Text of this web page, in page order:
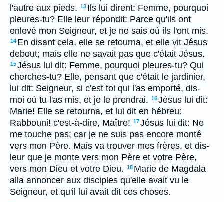
l'autre aux pieds. 13 Ils lui dirent: Femme, pourquoi
pleures-tu? Elle leur répondit: Parce qu'ils ont
enlevé mon Seigneur, et je ne sais où ils l'ont mis.
14 En disant cela, elle se retourna, et elle vit Jésus
debout; mais elle ne savait pas que c'était Jésus.
15Jésus lui dit: Femme, pourquoi pleures-tu? Qui
cherches-tu? Elle, pensant que c'était le jardinier,
lui dit: Seigneur, si c'est toi qui l'as emporté, dis-
moi où tu l'as mis, et je le prendrai. 16Jésus lui dit:
Marie! Elle se retourna, et lui dit en hébreu:
Rabbouni! c'est-à-dire, Maître! 17Jésus lui dit: Ne
me touche pas; car je ne suis pas encore monté
vers mon Père. Mais va trouver mes frères, et dis-
leur que je monte vers mon Père et votre Père,
vers mon Dieu et votre Dieu. 18 Marie de Magdala
alla annoncer aux disciples qu'elle avait vu le
Seigneur, et qu'il lui avait dit ces choses.